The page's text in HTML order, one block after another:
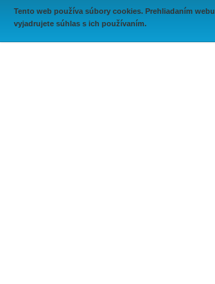
Tento web používa súbory cookies. Prehliadaním webu
vyjadrujete súhlas s ich používaním.